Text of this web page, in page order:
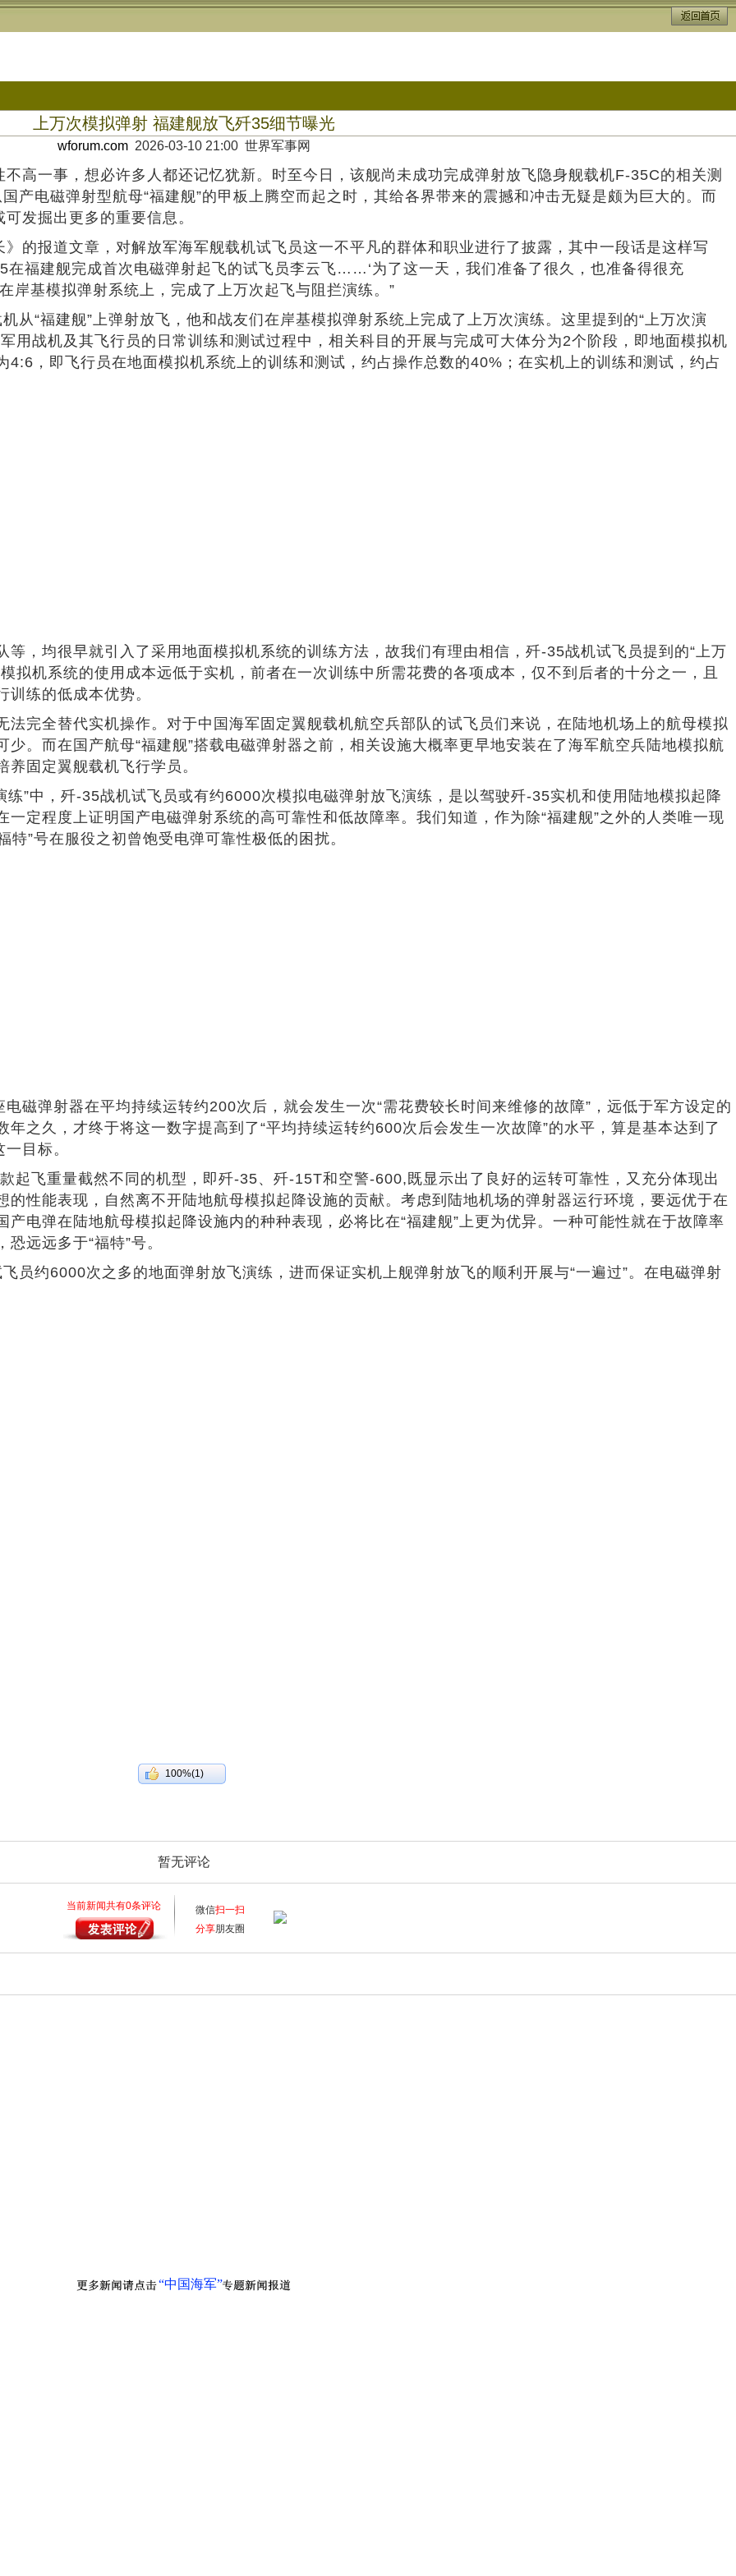
上万次模拟弹射 福建舰放飞歼35细节曝光
wforum.com 2026-03-10 21:00 世界军事网
高一事，想必许多人都还记忆犹新。时至今日，该舰尚未成功完成弹射放飞隐身舰载机F-35C的相关测
产电磁弹射型航母“福建舰”的甲板上腾空而起之时，其给各界带来的震撼和冲击无疑是颇为巨大的。而
发掘出更多的重要信息。
的报道文章，对解放军海军舰载机试飞员这一不平凡的群体和职业进行了披露，其中一段话是这样写
在福建舰完成首次电磁弹射起飞的试飞员李云飞……‘为了这一天，我们准备了很久，也准备得很充
岸基模拟弹射系统上，完成了上万次起飞与阻拦演练。”
从“福建舰”上弹射放飞，他和战友们在岸基模拟弹射系统上完成了上万次演练。这里提到的“上万次演
用战机及其飞行员的日常训练和测试过程中，相关科目的开展与完成可大体分为2个阶段，即地面模拟机
，即飞行员在地面模拟机系统上的训练和测试，约占操作总数的40%；在实机上的训练和测试，约占
，均很早就引入了采用地面模拟机系统的训练方法，故我们有理由相信，歼-35战机试飞员提到的“上万
拟机系统的使用成本远低于实机，前者在一次训练中所需花费的各项成本，仅不到后者的十分之一，且
练的低成本优势。
完全替代实机操作。对于中国海军固定翼舰载机航空兵部队的试飞员们来说，在陆地机场上的航母模拟
。而在国产航母“福建舰”搭载电磁弹射器之前，相关设施大概率更早地安装在了海军航空兵陆地模拟航
固定翼舰载机飞行学员。
”中，歼-35战机试飞员或有约6000次模拟电磁弹射放飞演练，是以驾驶歼-35实机和使用陆地模拟起降
定程度上证明国产电磁弹射系统的高可靠性和低故障率。我们知道，作为除“福建舰”之外的人类唯一现
”号在服役之初曾饱受电弹可靠性极低的困扰。
磁弹射器在平均持续运转约200次后，就会发生一次“需花费较长时间来维修的故障”，远低于军方设定的
之久，才终于将这一数字提高到了“平均持续运转约600次后会发生一次故障”的水平，算是基本达到了
目标。
起飞重量截然不同的机型，即歼-35、歼-15T和空警-600,既显示出了良好的运转可靠性，又充分体现出
性能表现，自然离不开陆地航母模拟起降设施的贡献。考虑到陆地机场的弹射器运行环境，要远优于在
电弹在陆地航母模拟起降设施内的种种表现，必将比在“福建舰”上更为优异。一种可能性就在于故障率
远远多于“福特”号。
员约6000次之多的地面弹射放飞演练，进而保证实机上舰弹射放飞的顺利开展与“一遍过”。在电磁弹射
100%(1)
暂无评论
当前新闻共有0条评论 微信扫一扫
分享朋友圈
“中国海军”